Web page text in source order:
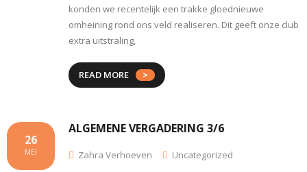
konden we recentelijk een trakke gloednieuwe
omheining rond ons veld realiseren. Dit geeft onze club
extra uitstraling,
READ MORE
ALGEMENE VERGADERING 3/6
26
MEI Zahra Verhoeven Uncategorized